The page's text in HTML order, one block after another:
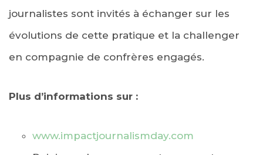
journalistes sont invités à échanger sur les
évolutions de cette pratique et la challenger
en compagnie de confrères engagés.
Plus d’informations sur :
www.impactjournalismday.com